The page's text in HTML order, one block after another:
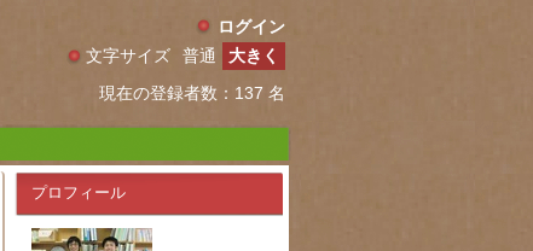
ログイン
現在の登録者数：137 名
文字サイズ 普通 大きく
プロフィール